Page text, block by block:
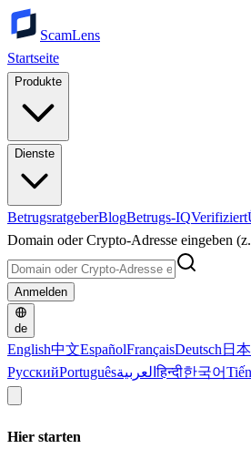
ScamLens
Startseite
Produkte
Dienste
BetrugsratgeberBlogBetrugs-IQVerifiziert
Domain oder Crypto-Adresse eingeben
Anmelden
de
English中文EspañolFrançaisDeutsch 日
РусскийPortuguêsالعربيةहिन्दी한국어
Hier starten